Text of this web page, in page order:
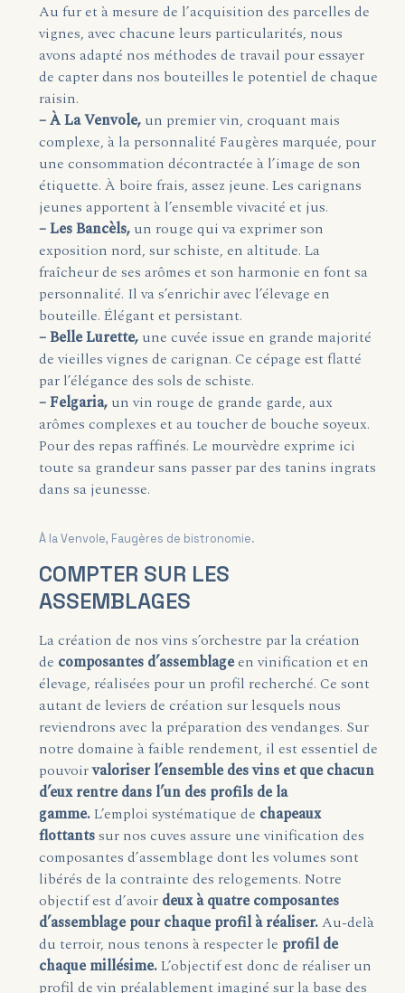
Au fur et à mesure de l’acquisition des parcelles de
vignes, avec chacune leurs particularités, nous
avons adapté nos méthodes de travail pour essayer
de capter dans nos bouteilles le potentiel de chaque
raisin.
– À La Venvole, un premier vin, croquant mais
complexe, à la personnalité Faugères marquée, pour
une consommation décontractée à l’image de son
étiquette. À boire frais, assez jeune. Les carignans
jeunes apportent à l’ensemble vivacité et jus.
– Les Bancèls, un rouge qui va exprimer son
exposition nord, sur schiste, en altitude. La
fraîcheur de ses arômes et son harmonie en font sa
personnalité. Il va s’enrichir avec l’élevage en
bouteille. Élégant et persistant.
– Belle Lurette, une cuvée issue en grande majorité
de vieilles vignes de carignan. Ce cépage est flatté
par l’élégance des sols de schiste.
– Felgaria, un vin rouge de grande garde, aux
arômes complexes et au toucher de bouche soyeux.
Pour des repas raffinés. Le mourvèdre exprime ici
toute sa grandeur sans passer par des tanins ingrats
dans sa jeunesse.
À la Venvole, Faugères de bistronomie.
COMPTER SUR LES
ASSEMBLAGES
La création de nos vins s’orchestre par la création
de composantes d’assemblageen vinification et en
élevage, réalisées pour un profil recherché. Ce sont
autant de leviers de création sur lesquels nous
reviendrons avec la préparation des vendanges. Sur
notre domaine à faible rendement, il est essentiel de
pouvoirvaloriser l’ensemble des vins et que chacun
d’eux rentre dans l’un des profils de la
gamme.L’emploi systématique de chapeaux
flottantssur nos cuves assure une vinification des
composantes d’assemblage dont les volumes sont
libérés de la contrainte des relogements. Notre
objectif est d’avoir deux à quatre composantes
d’assemblage pour chaque profil à réaliser.Au-delà
du terroir, nous tenons à respecter le profil de
chaque millésime.L’objectif est donc de réaliser un
profil de vin préalablement imaginé sur la base des